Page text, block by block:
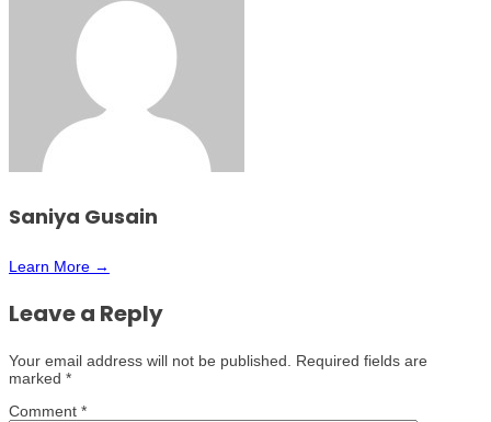
Saniya Gusain
Learn More →
Leave a Reply
Your email address will not be published. Required fields are
marked *
Comment *